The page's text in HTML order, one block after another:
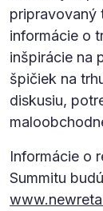
pripravovaný
informácie o
inšpirácie na
špičiek na
diskusiu,
Informácie o
Summitu